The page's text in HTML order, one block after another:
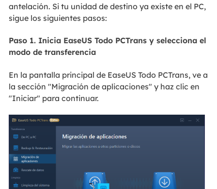
antelación. Si tu unidad de destino ya existe en el PC,
sigue los siguientes pasos:
Paso 1. Inicia EaseUS Todo PCTrans y selecciona el
modo de transferencia
En la pantalla principal de EaseUS Todo PCTrans, ve a
la sección "Migración de aplicaciones" y haz clic en
"Iniciar" para continuar.